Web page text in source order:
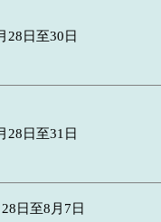
28日至30日
28日至31日
日至8月7日